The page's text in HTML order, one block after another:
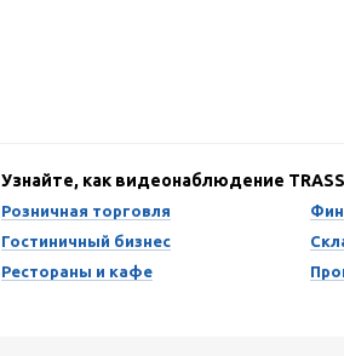
Узнайте, как видеонаблюдение
Розничная торговля
Гостиничный бизнес
Рестораны и кафе